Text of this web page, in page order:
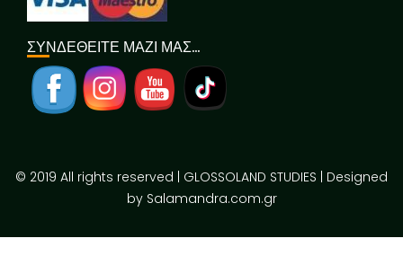
ΣΥΝΔΕΘΕΙΤΕ ΜΑΖΙ ΜΑΣ…
© 2019 All rights reserved | GLOSSOLAND STUDIES | Designed
by Salamandra.com.gr